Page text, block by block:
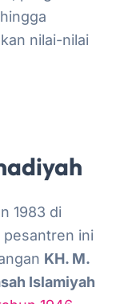
nilai-nilai
1983 di
pesantren ini
KH. M.
Islamiyah